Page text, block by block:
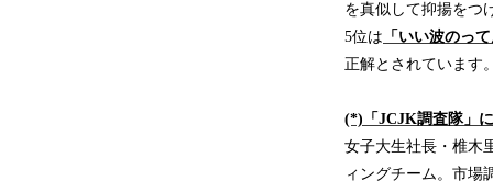
を真似して抑揚をつ
5位は 「いい波のって
正解とされています。
(*)「JCJK調査隊」
女子大生社長・椎木
ィングチーム。市場